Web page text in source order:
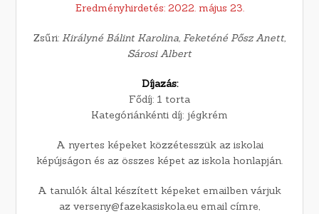
Eredményhirdetés: 2022. május 23.
Zsűri: Királyné Bálint Karolina, Feketéné Pősz Anett,
Sárosi Albert
Díjazás:
Fődíj: 1 torta
Kategóriánkénti díj: jégkrém
A nyertes képeket közzétesszük az iskolai
képújságon és az összes képet az iskola honlapján.
A tanulók által készített képeket emailben várjuk
az verseny@fazekasiskola.eu email címre,